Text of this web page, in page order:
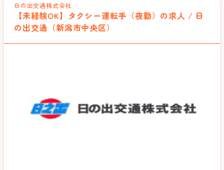
日の出交通株式会社
【未経験OK】タクシー運転手（夜勤）の求人 / 日
の出交通（新潟市中央区）